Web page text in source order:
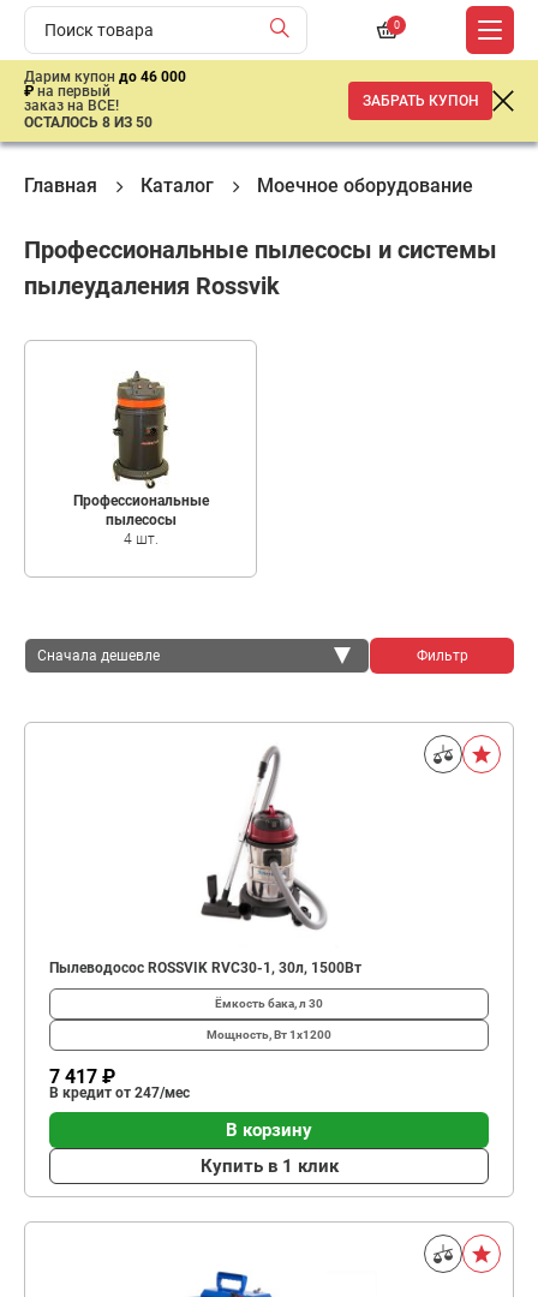
0
Дарим купон до 46 000
₽ на первый
заказ на ВСЕ!
ОСТАЛОСЬ 8 ИЗ 50
ЗАБРАТЬ КУПОН
Главная Каталог Моечное оборудование
Профессиональные пылесосы и системы
пылеудаления Rossvik
Профессиональные
пылесосы
4 шт.
Сначала дешевле Фильтр
Пылеводосос ROSSVIK RVC30-1, 30л, 1500Вт
Ёмкость бака, л 30
Мощность, Вт1х1200
7 417 ₽
В кредит от 247/мес
В корзину
Купить в 1 клик